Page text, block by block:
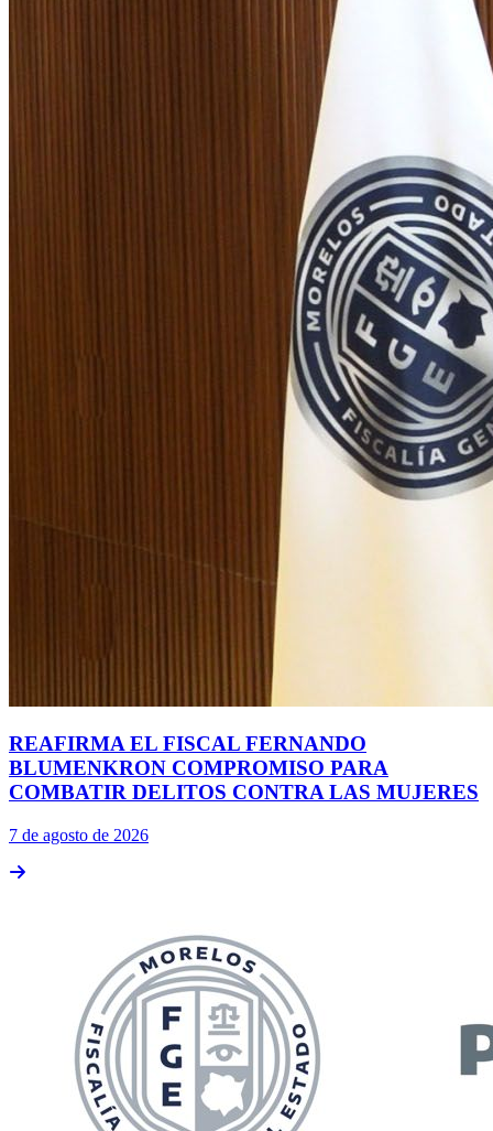
REAFIRMA EL FISCAL FERNANDO
BLUMENKRON COMPROMISO PARA
COMBATIR DELITOS CONTRA LAS MUJERES
7 de agosto de 2026